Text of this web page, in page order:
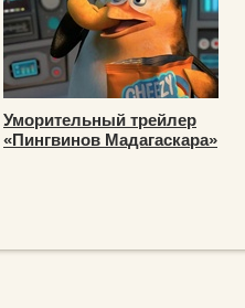
Уморительный трейлер
«Пингвинов Мадагаскара»